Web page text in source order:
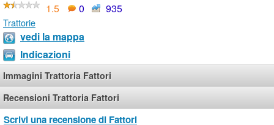
1.5
0 935
Trattorie
vedi la mappa
Indicazioni
Immagini Trattoria Fattori
Recensioni Trattoria Fattori
Scrivi una recensione di Fattori